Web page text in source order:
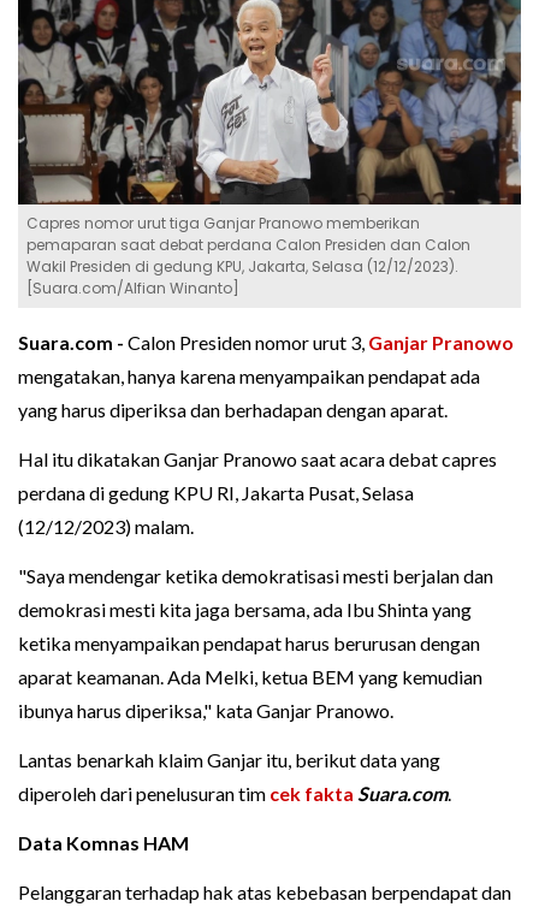
Capres nomor urut tiga Ganjar Pranowo memberikan
pemaparan saat debat perdana Calon Presiden dan Calon
Wakil Presiden di gedung KPU, Jakarta, Selasa (12/12/2023).
[Suara.com/Alfian Winanto]
Suara.com - Calon Presiden nomor urut 3, Ganjar Pranowo
mengatakan, hanya karena menyampaikan pendapat ada
yang harus diperiksa dan berhadapan dengan aparat.
Hal itu dikatakan Ganjar Pranowo saat acara debat capres
perdana di gedung KPU RI, Jakarta Pusat, Selasa
(12/12/2023) malam.
"Saya mendengar ketika demokratisasi mesti berjalan dan
demokrasi mesti kita jaga bersama, ada Ibu Shinta yang
ketika menyampaikan pendapat harus berurusan dengan
aparat keamanan. Ada Melki, ketua BEM yang kemudian
ibunya harus diperiksa," kata Ganjar Pranowo.
Lantas benarkah klaim Ganjar itu, berikut data yang
diperoleh dari penelusuran tim cek fakta Suara.com.
Data Komnas HAM
Pelanggaran terhadap hak atas kebebasan berpendapat dan